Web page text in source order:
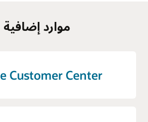
موارد إضافية
Customer Center